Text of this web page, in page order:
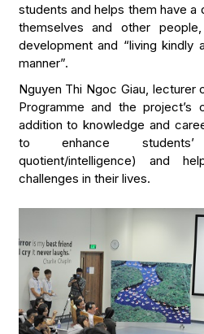
students and helps them have
themselves and other
development and “living kindly
manner”.
Nguyen Thi Ngoc Giau, lecturer
Programme and the project’s
addition to knowledge and
to enhance
quotient/intelligence) and
challenges in their lives.